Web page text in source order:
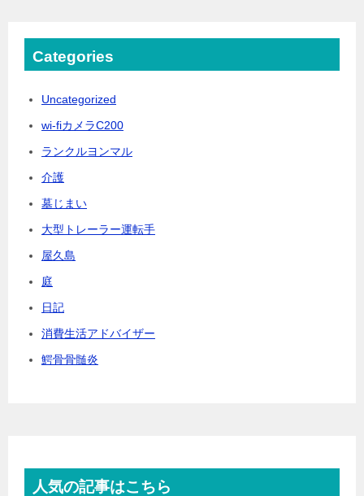
Categories
Uncategorized
wi-fiカメラC200
ランクルヨンマル
介護
墓じまい
大型トレーラー運転手
屋久島
庭
日記
消費生活アドバイザー
鰐骨骨髄炎
人気の記事はこちら